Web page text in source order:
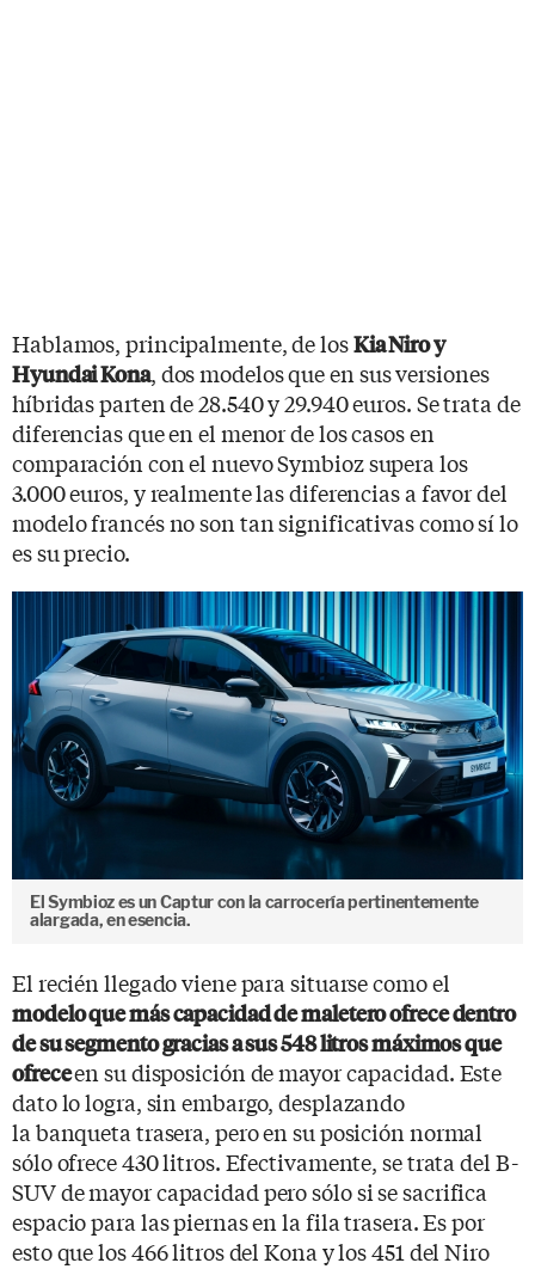
Hablamos, principalmente, de losKia Niro y
Hyundai Kona, dos modelos que en sus versiones
híbridas parten de 28.540 y 29.940 euros. Se trata de
diferencias que en el menor de los casos en
comparación con el nuevo Symbioz supera los
3.000 euros, y realmente las diferencias a favor del
modelo francés no son tan significativas como sí lo
es su precio.
El Symbioz es un Captur con la carrocería pertinentemente
alargada, en esencia.
El recién llegado viene para situarse como el
modelo que más capacidad de maletero ofrece dentro
de su segmento gracias a sus 548 litros máximos que
ofreceen su disposición de mayor capacidad. Este
dato lo logra, sin embargo, desplazando
la banqueta trasera, pero en su posición normal
sólo ofrece 430 litros. Efectivamente, se trata del B-
SUV de mayor capacidad pero sólo si se sacrifica
espacio para las piernas en la fila trasera. Es por
esto que los 466 litros del Kona y los 451 del Niro